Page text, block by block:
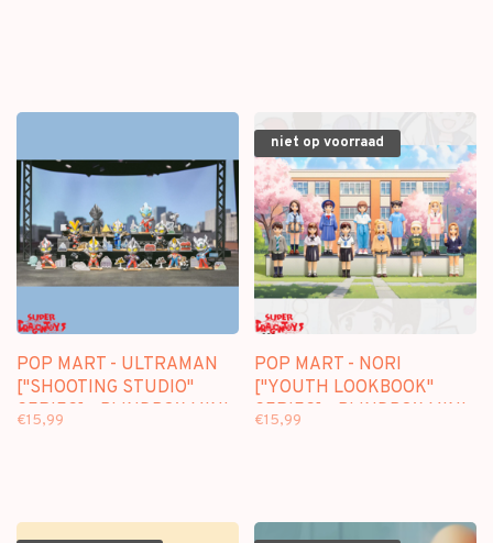
POP MART - ULTRAMAN
["SHOOTING STUDIO"
SERIES] - BLINDBOX MINI
€15,99
niet op voorraad
POP MART - NORI
["YOUTH LOOKBOOK"
SERIES] - BLINDBOX MINI
€15,99